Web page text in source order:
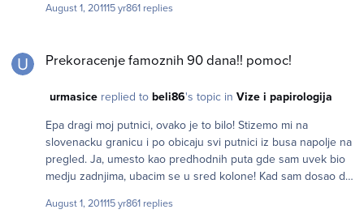
boravak, u ovom slucaju italija, mogao da zatrazis permesso u
permessa i koja ti sluzi da pomocu nje legalno boravis u
zemlju prebivalista. u mom slucaju posto je istekla pre 2
ricevutom jer posle poziva iz policije od dana predaje otisaka
i provere papira, u roku od 2 nedelje dobijas permesso
August 1, 201115 yr861 replies
Prekoracenje famoznih 90 dana!! pomoc!
urmasicereplied to beli86's topic in Vize i papirologija
Epa dragi moj putnici, ovako je to bilo! Stizemo mi na
slovenacku granicu i po obicaju svi putnici iz busa napolje na
pregled. Ja, umesto kao predhodnih puta gde sam uvek bio
medju zadnjima, ubacim se u sred kolone! Kad sam dosao do
pasos, a policajac poceo da obrce strane i vidi 10-ak pecata.
August 1, 201115 yr861 replies